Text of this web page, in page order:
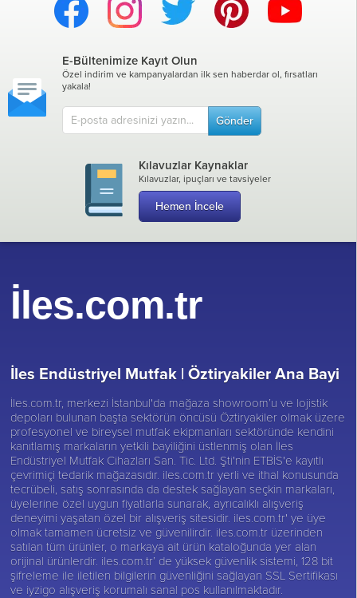
E-Bültenimize Kayıt Olun
Özel indirim ve kampanyalardan ilk sen haberdar ol, fırsatları
yakala!
Gönder
Kılavuzlar Kaynaklar
Kılavuzlar, ipuçları ve tavsiyeler
Hemen İncele
İles.com.tr
İles Endüstriyel Mutfak |Öztiryakiler Ana Bayi
İles.com.tr, merkezi İstanbul'da mağaza showroom’u ve lojistik
depoları bulunan başta sektörün öncüsü Öztiryakiler olmak üzere
profesyonel ve bireysel mutfak ekipmanları sektöründe kendini
kanıtlamış markaların yetkili bayiliğini üstlenmiş olan İles
Endüstriyel Mutfak Cihazları San. Tic. Ltd. Şti'nin ETBİS'e kayıtlı
çevrimiçi tedarik mağazasıdır. iles.com.tr yerli ve ithal konusunda
tecrübeli, satış sonrasında da destek sağlayan seçkin markaları,
üyelerine özel uygun fiyatlarla sunarak, ayrıcalıklı alışveriş
deneyimi yaşatan özel bir alışveriş sitesidir. iles.com.tr' ye üye
olmak tamamen ücretsiz ve güvenilirdir. iles.com.tr üzerinden
satılan tüm ürünler, o markaya ait ürün kataloğunda yer alan
orijinal ürünlerdir. iles.com.tr’ de yüksek güvenlik sistemi, 128 bit
şifreleme ile iletilen bilgilerin güvenliğini sağlayan SSL Sertifikası
ve iyzigo alışveriş korumalı sanal pos kullanılmaktadır.